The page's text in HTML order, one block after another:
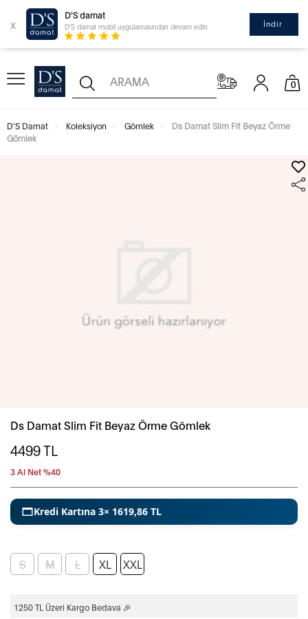
x
D'S damat
D'S damat mobil uygulamasından devam edin İndir
0
D'S Damat Koleksiyon Gömlek
Ds Damat Slim Fit Beyaz Örme
Gömlek
Ds Damat Slim Fit Beyaz Örme Gömlek
4499TL
3 Al Net %40
Kredi Kartına 3× 1619,86 TL
S M L XL XXL
1250 TL Üzeri Kargo Bedava 🎉